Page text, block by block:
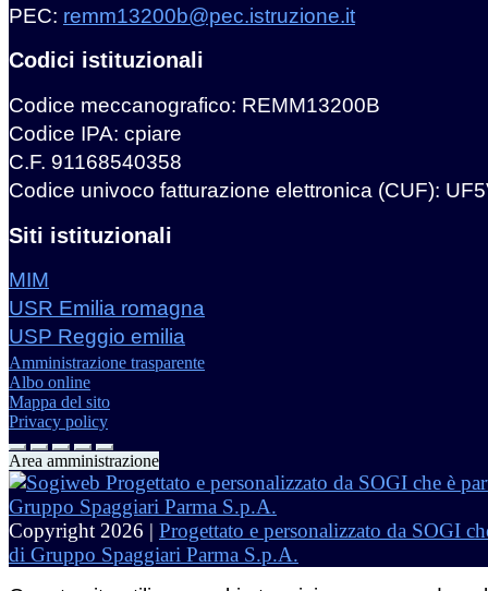
PEC: remm13200b@pec.istruzione.it
Codici istituzionali
Codice meccanografico: REMM13200B
Codice IPA: cpiare
C.F. 91168540358
Codice univoco fatturazione elettronica (CUF):
Siti istituzionali
MIM
USR Emilia romagna
USP Reggio emilia
Amministrazione trasparente
Albo online
Mappa del sito
Privacy policy
Area amministrazione
Copyright 2026 | Progettato e personalizzato da SOGI
di Gruppo Spaggiari Parma S.p.A.